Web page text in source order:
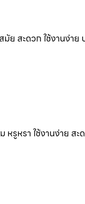
ย สะดวก ใช้งานง่าย
หรูหรา ใช้งานง่าย ส